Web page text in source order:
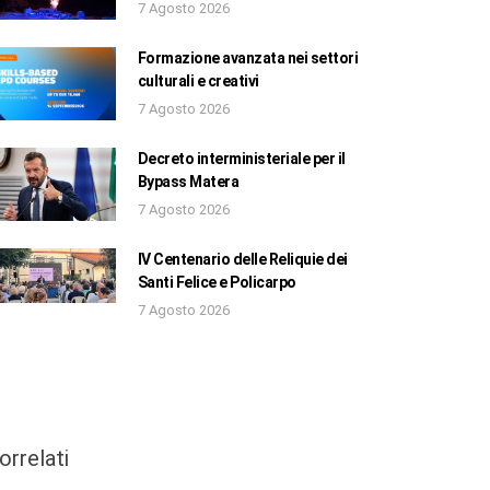
7 Agosto 2026
Formazione avanzata nei settori
culturali e creativi
7 Agosto 2026
Decreto interministeriale per il
Bypass Matera
7 Agosto 2026
IV Centenario delle Reliquie dei
Santi Felice e Policarpo
7 Agosto 2026